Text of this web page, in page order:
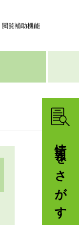
情報をさがす
閲覧補助機能